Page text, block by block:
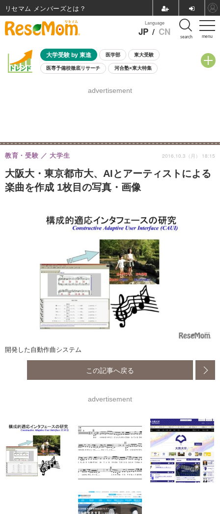
menu
Language
JP / CN search
大学受験 by 東進 医学部 東大受験
医専予備校徹底リサーチ 河合塾×東大特集
8月開催学校説明会・相談会
advertisement
大阪大・東京都市大、AIとアーティストによる
楽曲を作成 1枚目の写真・画像
教育・受験 大学生 2016.10.3（月） 18:15
開発した自動作曲システム
この記事へ戻る
advertisement
リセマム メンバーズ